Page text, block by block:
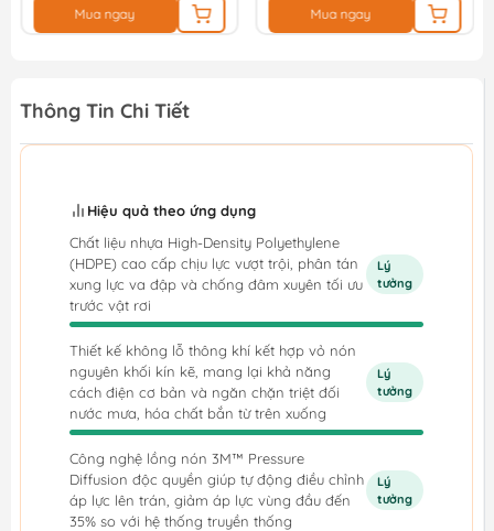
Mua ngay Mua ngay
Thông Tin Chi Tiết
Hiệu quả theo ứng dụng
Chất liệu nhựa High-Density Polyethylene
(HDPE) cao cấp chịu lực vượt trội, phân tán
xung lực va đập và chống đâm xuyên tối ưu
trước vật rơi
Lý
tưởng
Thiết kế không lỗ thông khí kết hợp vỏ nón
nguyên khối kín kẽ, mang lại khả năng
cách điện cơ bản và ngăn chặn triệt đối
nước mưa, hóa chất bắn từ trên xuống
Lý
tưởng
Công nghệ lồng nón 3M™ Pressure
Diffusion độc quyền giúp tự động điều chỉnh
áp lực lên trán, giảm áp lực vùng đầu đến
35% so với hệ thống truyền thống
Lý
tưởng